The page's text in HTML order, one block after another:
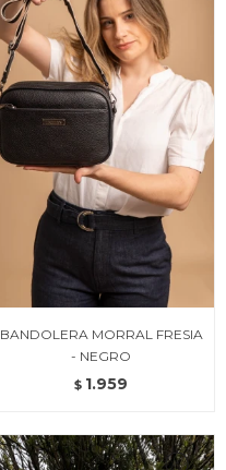
BANDOLERA MORRAL FRESIA
- NEGRO
$ 1.959